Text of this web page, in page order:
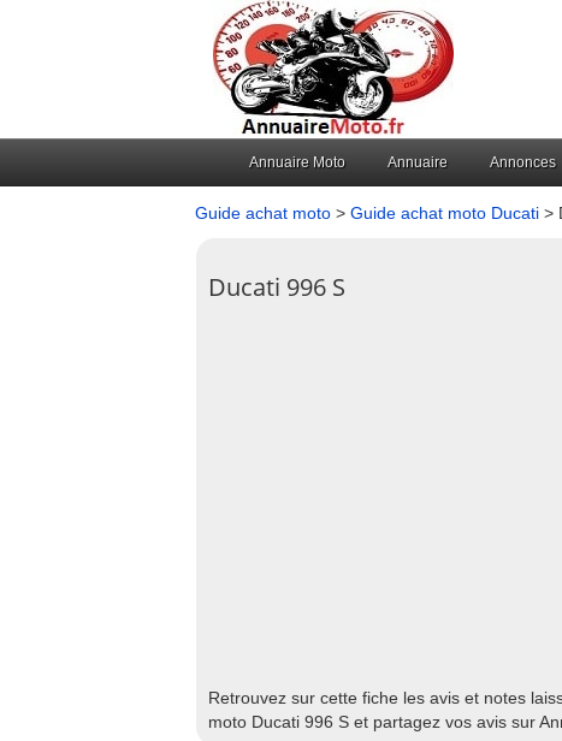
Annuaire Moto Annuaire Annonces
Guide achat moto > Guide achat moto Ducati >
Ducati 996 S
Retrouvez sur cette fiche les avis et notes
moto Ducati 996 S et partagez vos avis sur